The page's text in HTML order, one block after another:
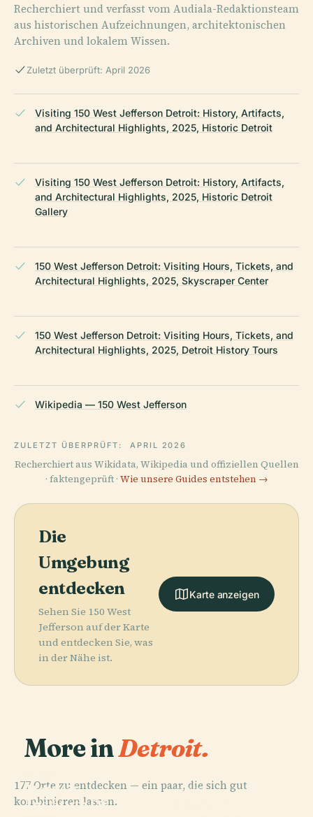
Recherchiert und verfasst vom Audiala-Redaktionsteam
aus historischen Aufzeichnungen, architektonischen
Archiven und lokalem Wissen.
Zuletzt überprüft: April 2026
Visiting 150 West Jefferson Detroit: History, Artifacts,
and Architectural Highlights, 2025, Historic Detroit
Visiting 150 West Jefferson Detroit: History, Artifacts,
and Architectural Highlights, 2025, Historic Detroit
Gallery
150 West Jefferson Detroit: Visiting Hours, Tickets, and
Architectural Highlights, 2025, Skyscraper Center
150 West Jefferson Detroit: Visiting Hours, Tickets, and
Architectural Highlights, 2025, Detroit History Tours
Wikipedia — 150 West Jefferson
ZULETZT ÜBERPRÜFT: APRIL 2026
Recherchiert aus Wikidata, Wikipedia und offiziellen Quellen
· faktengeprüft · Wie unsere Guides entstehen →
Die
Umgebung
entdecken
Sehen Sie 150 West
Jefferson auf der Karte
und entdecken Sie, was
in der Nähe ist.
Karte anzeigen
More inDetroit.
177 Orte zu entdecken — ein paar, die sich gut
kombinieren lassen.
Detroit
Institute Of
PLACE